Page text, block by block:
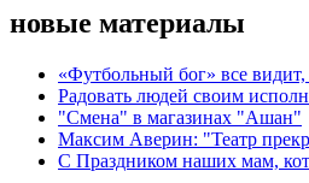
новые материалы
«Футбольный бог» все
Радовать людей своим
"Смена" в магазинах "Ашан"
Максим Аверин: "Театр
С Праздником наших мам,